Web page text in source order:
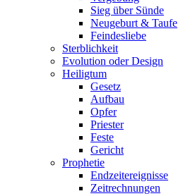
Sieg über Sünde
Neugeburt & Taufe
Feindesliebe
Sterblichkeit
Evolution oder Design
Heiligtum
Gesetz
Aufbau
Opfer
Priester
Feste
Gericht
Prophetie
Endzeitereignisse
Zeitrechnungen